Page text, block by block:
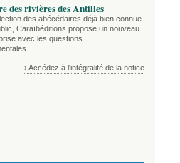
des rivières des Antilles
des abécédaires déjà bien connue
Caraïbéditions propose un nouveau
avec les questions
› Accédez à l'intégralité de la notice